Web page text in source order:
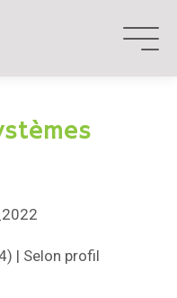
| Selon profil